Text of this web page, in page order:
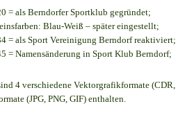
= als Berndorfer Sportklub gegründet;
Blau-Weiß – später eingestellt;
= als Sport Vereinigung Berndorf reaktiviert;
= Namensänderung in Sport Klub Berndorf;
4 verschiedene Vektorgrafikformate (CDR,
(JPG, PNG, GIF) enthalten.